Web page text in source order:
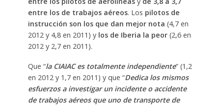
entre los de trabajos aéreos. Los pilotos de
instrucción son los que dan mejor nota (4,7 en
2012 y 4,8 en 2011) y los de Iberia la peor(2,6 en
2012 y 2,7 en 2011).
Que “la CIAIAC es totalmente independiente” (1,2
en 2012 y 1,7 en 2011) y que “Dedica los mismos
esfuerzos a investigar un incidente o accidente
de trabajos aéreos que uno de transporte de